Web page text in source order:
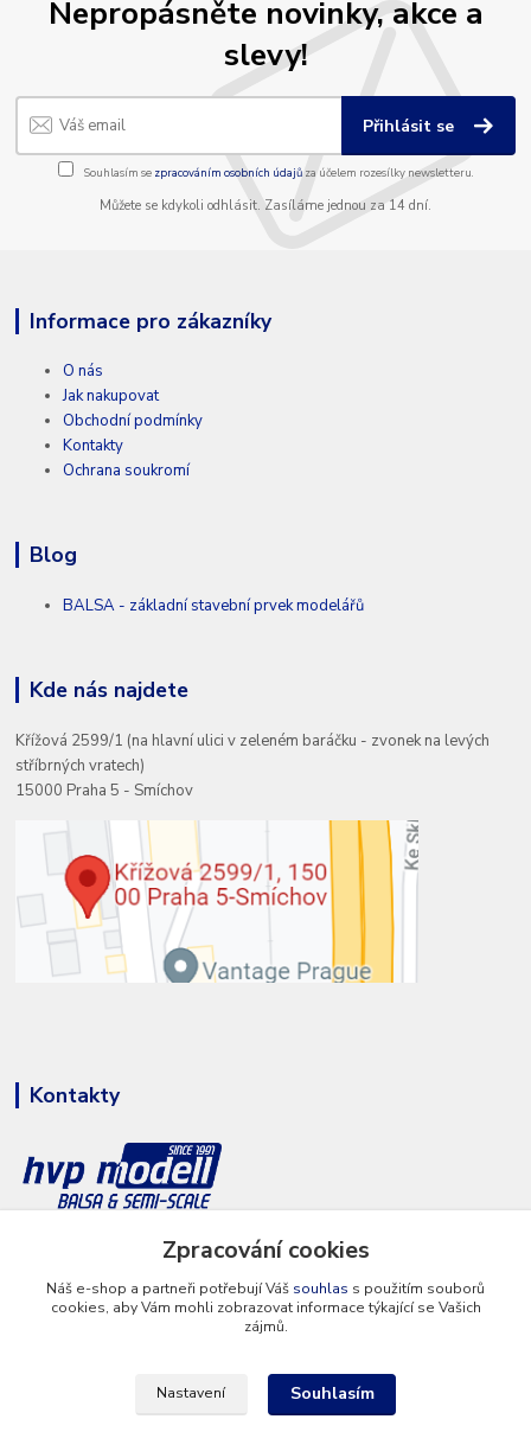
Nepropásněte novinky, akce a
slevy!
Přihlásit se
Souhlasím se zpracováním osobních údajůza účelem rozesílky newsletteru.
Můžete se kdykoli odhlásit. Zasíláme jednou za 14 dní.
Informace pro zákazníky
O nás
Jak nakupovat
Obchodní podmínky
Kontakty
Ochrana soukromí
Blog
BALSA - základní stavební prvek modelářů
Kde nás najdete
Křížová 2599/1 (na hlavní ulici v zeleném baráčku - zvonek na levých
stříbrných vratech)
15000 Praha 5 - Smíchov
Kontakty
+420 777 286 674
info@hvp-modell.cz
Zpracování cookies
Náš e-shop a partneři potřebují Váš souhlas s použitím souborů
cookies, aby Vám mohli zobrazovat informace týkající se Vašich
zájmů.
Nastavení Souhlasím